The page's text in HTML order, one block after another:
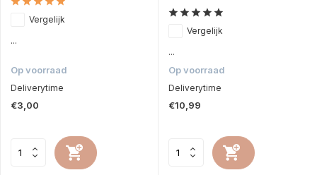
Vergelijk
...
Op voorraad
Deliverytime
€3,00
Vergelijk
...
Op voorraad
Deliverytime
€10,99